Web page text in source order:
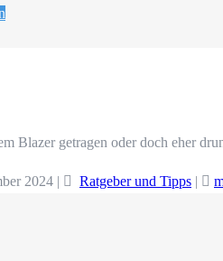
Blazer getragen oder doch eher
2024 | Ratgeber und Tipps |